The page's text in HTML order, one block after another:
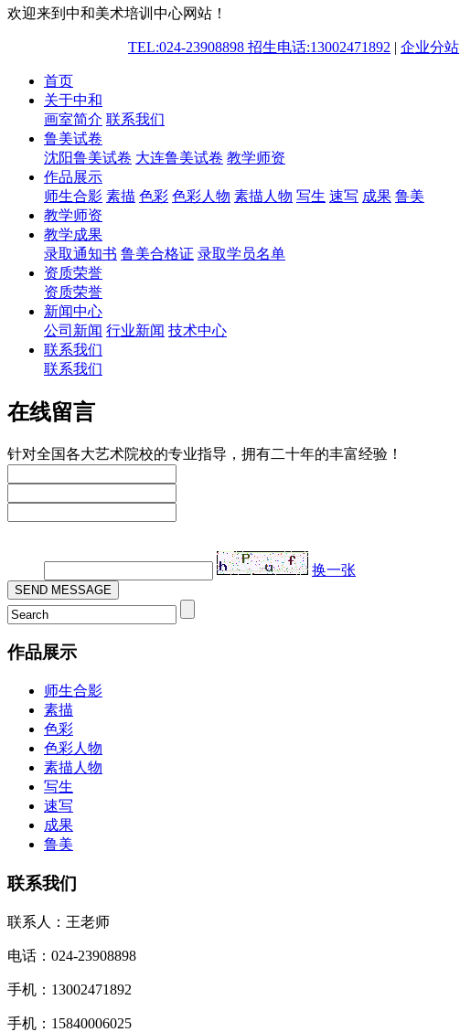
欢迎来到中和美术培训中心网站！
TEL:024-23908898 招生电话:13002471892 | 企业分站
首页
关于中和
画室简介 联系我们
鲁美试卷
沈阳鲁美试卷 大连鲁美试卷 教学师资
作品展示
师生合影 素描 色彩 色彩人物 素描人物 写生 速写 成果 鲁美
教学师资
教学成果
录取通知书 鲁美合格证 录取学员名单
资质荣誉
资质荣誉
新闻中心
公司新闻 行业新闻 技术中心
联系我们
联系我们
在线留言
针对全国各大艺术院校的专业指导，拥有二十年的丰富经验！
换一张
作品展示
师生合影
素描
色彩
色彩人物
素描人物
写生
速写
成果
鲁美
联系我们
联系人：王老师
电话：024-23908898
手机：13002471892
手机：15840006025